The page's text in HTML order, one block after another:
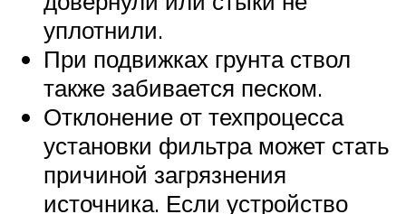
уплотнили.
При подвижках грунта ствол
также забивается песком.
Отклонение от техпроцесса
установки фильтра может стать
причиной загрязнения
источника. Если устройство